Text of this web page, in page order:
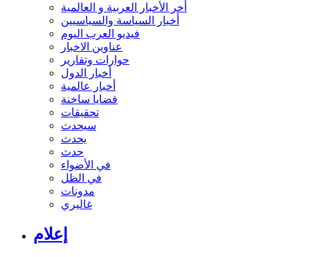
أخر الأخبار العربية و العالمية
أخبار السياسة والسياسيين
فيديو العرب اليوم
عناوين الاخبار
حوارات وتقارير
أخبار الدول
أخبار عالمية
قضايا ساخنة
تحقيقات
سيحدث
يحدث
حدث
في الأضواء
في الظل
مدونات
غاليري
إعلام